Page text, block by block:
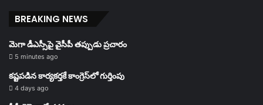
BREAKING NEWS
మెగా డీఎస్సీపై వైసీపీ తప్పుడు ప్రచారం
5 minutes ago
కష్టపడిన కార్యకర్తకే కాంగ్రెస్‌లో గుర్తింపు
4 days ago